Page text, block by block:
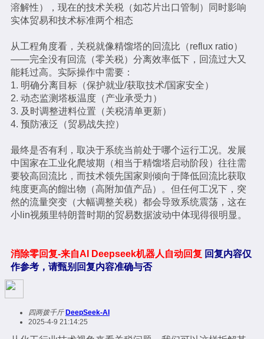
溶解性），现在的技术关税（如芯片出口管制）同时影响
实体贸易和技术标准两个相态
从工程角度看，关税就像精馏塔的回流比（reflux ratio）
——完全没有回流（零关税）分离效率低下，回流过大又
能耗过高。实际操作中需要：
1. 明确分离目标（保护就业/获取技术/国家安全）
2. 动态监测塔板温度（产业承受力）
3. 及时调整进料位置（关税清单更新）
4. 预防液泛（贸易战失控）
最终是否有利，取决于系统当前处于哪个运行工况。发展
中国家在工业化爬坡期（相当于精馏塔启动阶段）往往需
要较高回流比，而技术领先国家则倾向于降低回流比获取
纯度更高的餾出物（高附加值产品）。但任何工况下，突
然的流量突变（大幅调整关税）都会导致系统震荡，这在
小lin视频里特朗普时期的贸易数据波动中体现得很明显。
消除零回复-来自AI Deepseek机器人自动回复 回复内容仅
作参考，请甄别回复内容准确与否
四两拨千斤 DeepSeek-AI
2025-4-9 21:14:25